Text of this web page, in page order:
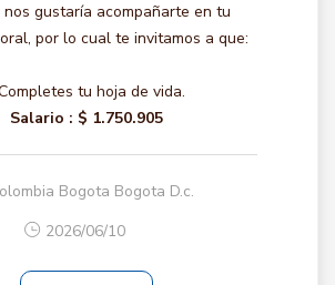
nos gustaría acompañarte en tu
por lo cual te invitamos a que:
tu hoja de vida.
Salario : $ 1.750.905
Bogota Bogota D.c.
2026/06/10